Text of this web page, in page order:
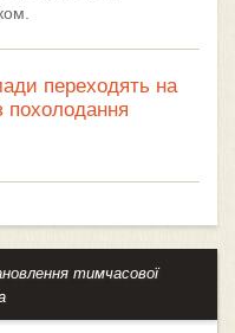
переходять на
похолодання
тимчасової